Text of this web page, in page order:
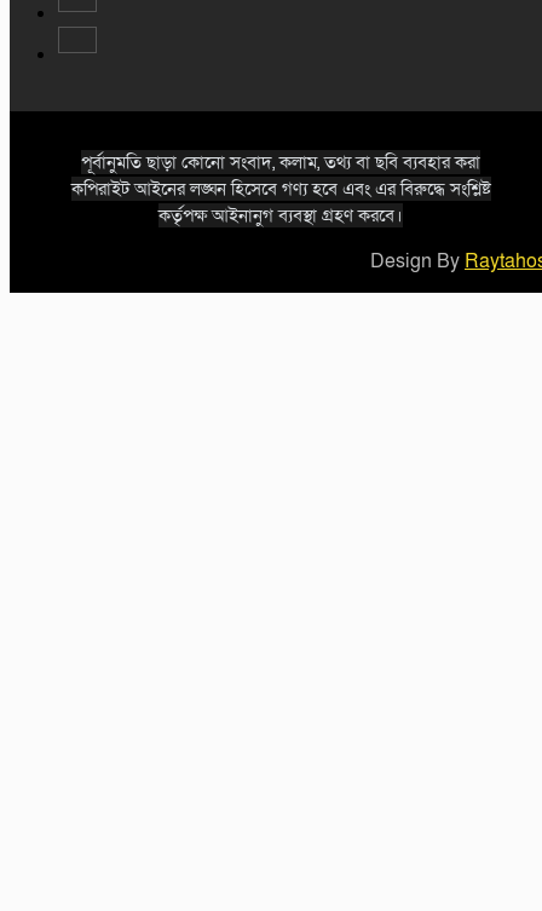
পূর্বানুমতি ছাড়া কোনো সংবাদ, কলাম, তথ্য বা ছবি ব্যবহার করা
কপিরাইট আইনের লঙ্ঘন হিসেবে গণ্য হবে এবং এর বিরুদ্ধে সংশ্লিষ্ট
কর্তৃপক্ষ আইনানুগ ব্যবস্থা গ্রহণ করবে।
Design By